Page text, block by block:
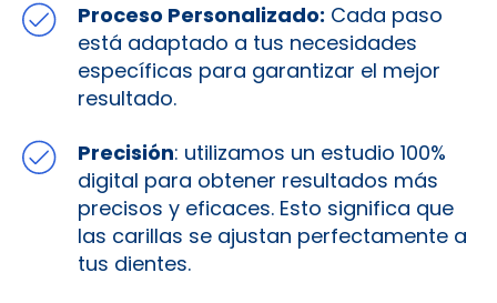
Proceso Personalizado: Cada paso
está adaptado a tus necesidades
específicas para garantizar el mejor
resultado.
Precisión: utilizamos un estudio 100%
digital para obtener resultados más
precisos y eficaces. Esto significa que
las carillas se ajustan perfectamente a
tus dientes.